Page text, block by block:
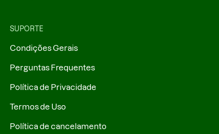
SUPORTE
Condições Gerais
Perguntas Frequentes
Política de Privacidade
Termos de Uso
Política de cancelamento